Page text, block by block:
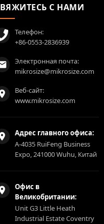
С НАМИ
Телефон:
+86-0553-2836939
Электронная почта:
mikrosize@mikrosize.com
Веб-сайт:
www.mikrosize.com
Адрес главного офиса:
A-4035 RuiFeng Business
Expo, 241000 Wuhu, Китай
Офис в
Великобритании:
Unit G3 Little Heath
Industrial Estate Coventry